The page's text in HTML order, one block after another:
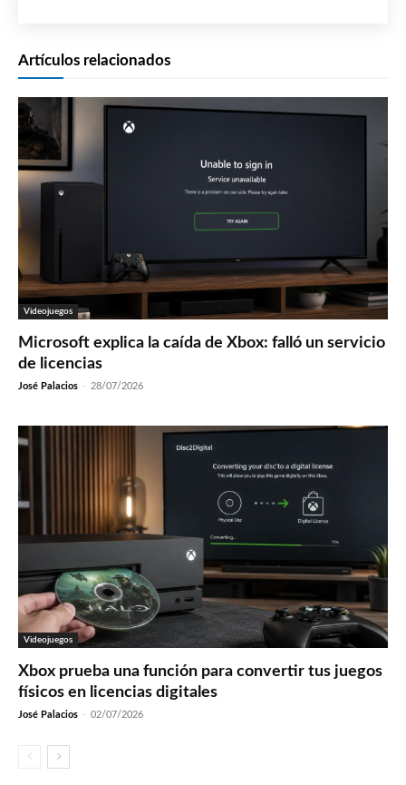
Artículos relacionados
Videojuegos
Microsoft explica la caída de Xbox: falló un servicio
de licencias
José Palacios - 28/07/2026
Videojuegos
Xbox prueba una función para convertir tus juegos
físicos en licencias digitales
José Palacios - 02/07/2026